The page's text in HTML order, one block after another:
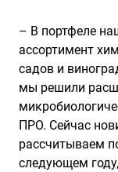
– В портфеле
ассортимент
садов и
мы решили
ПРО. Сейчас
рассчитываем
следующем